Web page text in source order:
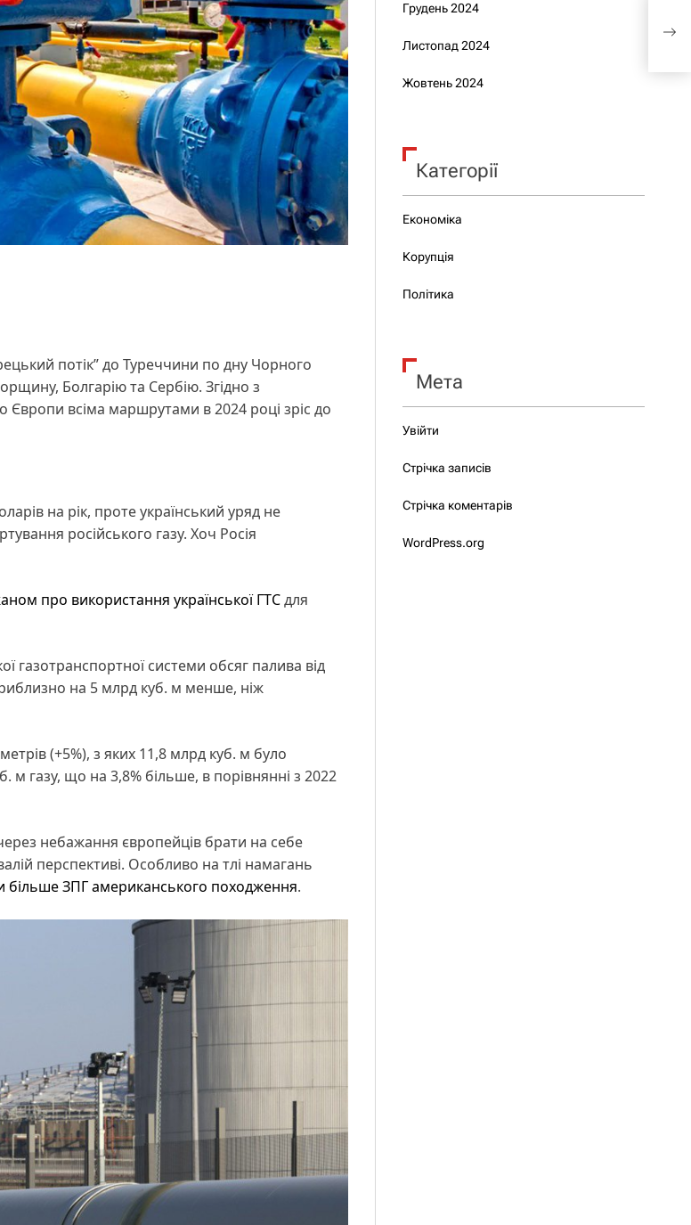
потік” до Туреччини по дну Чорного
Болгарію та Сербію. Згідно з
Європи всіма маршрутами в 2024 році зріс до
на рік, проте український уряд не
російського газу. Хоч Росія
про використання української ГТСдля
газотранспортної системи обсяг палива від
на 5 млрд куб. м менше, ніж
(+5%), з яких 11,8 млрд куб. м було
газу, що на 3,8% більше, в порівнянні з 2022
небажання європейців брати на себе
перспективі. Особливо на тлі намагань
більше ЗПГ американського походження.
Грудень 2024
Листопад 2024
Жовтень 2024
Категорії
Економіка
Корупція
Політика
Мета
Увійти
Стрічка записів
Стрічка коментарів
WordPress.org